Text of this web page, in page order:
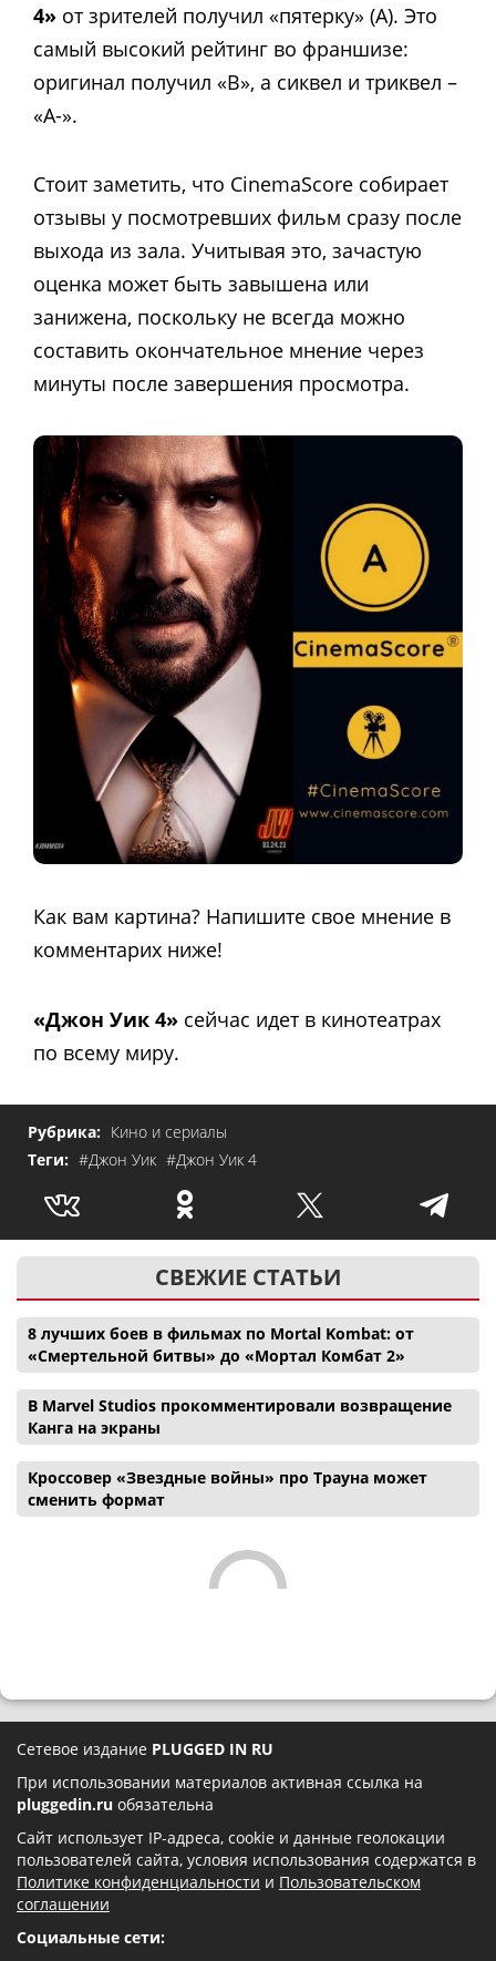
4» от зрителей получил «пятерку» (A). Это
самый высокий рейтинг во франшизе:
оригинал получил «В», а сиквел и триквел –
«А-».
Стоит заметить, что CinemaScore собирает
отзывы у посмотревших фильм сразу после
выхода из зала. Учитывая это, зачастую
оценка может быть завышена или
занижена, поскольку не всегда можно
составить окончательное мнение через
минуты после завершения просмотра.
Как вам картина? Напишите свое мнение в
комментарих ниже!
«Джон Уик 4» сейчас идет в кинотеатрах
по всему миру.
Рубрика: Кино и сериалы
Теги: #Джон Уик #Джон Уик 4
СВЕЖИЕ СТАТЬИ
8 лучших боев в фильмах по Mortal Kombat: от
«Смертельной битвы» до «Мортал Комбат 2»
В Marvel Studios прокомментировали возвращение
Канга на экраны
Кроссовер «Звездные войны» про Трауна может
сменить формат
Сетевое издание PLUGGED IN RU
При использовании материалов активная ссылка на
pluggedin.ru обязательна
Сайт использует IP-адреса, cookie и данные геолокации
пользователей сайта, условия использования содержатся в
Политике конфиденциальности и Пользовательском
соглашении
Социальные сети: